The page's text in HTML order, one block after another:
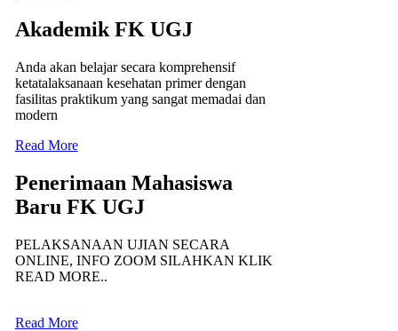
Akademik FK UGJ
Anda akan belajar secara komprehensif
ketatalaksanaan kesehatan primer dengan
fasilitas praktikum yang sangat memadai dan
modern
Read More
Penerimaan Mahasiswa
Baru FK UGJ
PELAKSANAAN UJIAN SECARA
ONLINE, INFO ZOOM SILAHKAN KLIK
READ MORE..
Read More